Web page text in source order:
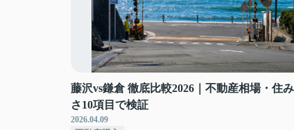
藤沢vs鎌倉 徹底比較2026｜不動産相場・住
さ10項目で検証
2026.04.09